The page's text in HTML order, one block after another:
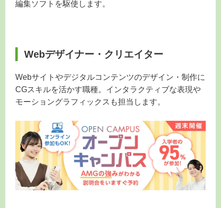
編集ソフトを駆使します。
Webデザイナー・クリエイター
Webサイトやデジタルコンテンツのデザイン・制作に
CGスキルを活かす職種。インタラクティブな表現や
モーショングラフィックスも担当します。